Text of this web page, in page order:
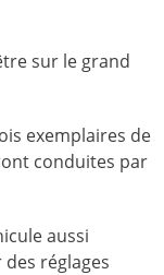
sur le grand
exemplaires de
conduites par
aussi
réglages